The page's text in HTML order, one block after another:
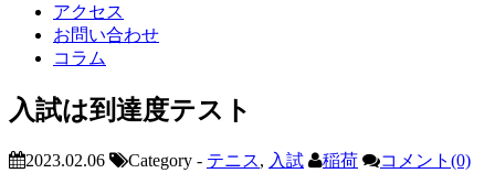
アクセス
お問い合わせ
コラム
入試は到達度テスト
2023.02.06 Category - テニス, 入試 稲荷 コメント(0)